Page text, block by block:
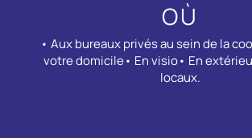
OÙ
• Aux bureaux privés au sein de la
votre domicile• En visio• En
locaux.